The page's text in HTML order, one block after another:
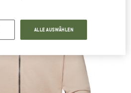
ALLE AUSWÄHLEN